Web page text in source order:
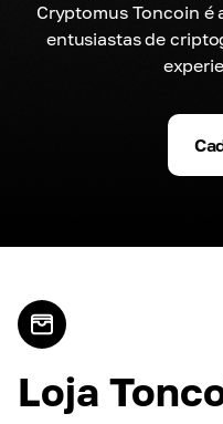
Cryptomus Toncoin é
entusiastas de
Loja